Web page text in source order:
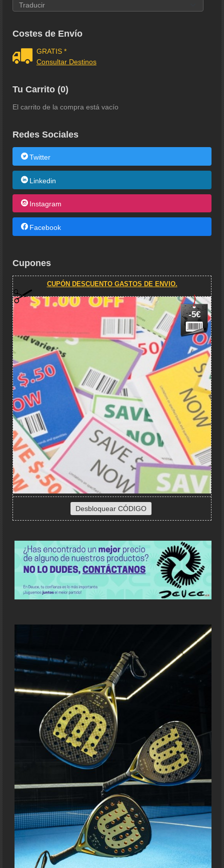
Costes de Envío
GRATIS *
Consultar Destinos
Tu Carrito (0)
El carrito de la compra está vacío
Redes Sociales
Twitter
Linkedin
Instagram
Facebook
Cupones
CUPÓN DESCUENTO GASTOS DE ENVIO.
-5€